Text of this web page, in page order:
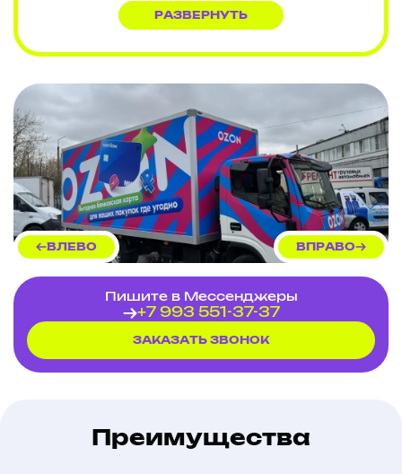
осмотр всех элементов при разном
освещении (прямой свет, рассеянный
проверка герметичности в местах
Особенности плёнки Orajet 3551:
устойчивость к ультрафиолету
(сохранение яркости цветов до 5 лет);
эластичность, позволяющая
оклеивать сложные изогнутые
поверхности;
стойкость к перепадам температур
(от –40°C до +80°C);
высокая адгезия к лакокрасочному
покрытию;
устойчивость к химическим
реагентам (дождь, снег, дорожные
реагенты).
Рекомендации после оклейки:
давлением в зоне швов первые 3 дня;
для чистки использовать мягкие
РАЗВЕРНУТЬ
ВЛЕВО
ЗАКАЗАТЬ ЗВОНОК
Пишите в Мессенджеры
+7 993 551-37-37
ВПРАВО
Преимущества